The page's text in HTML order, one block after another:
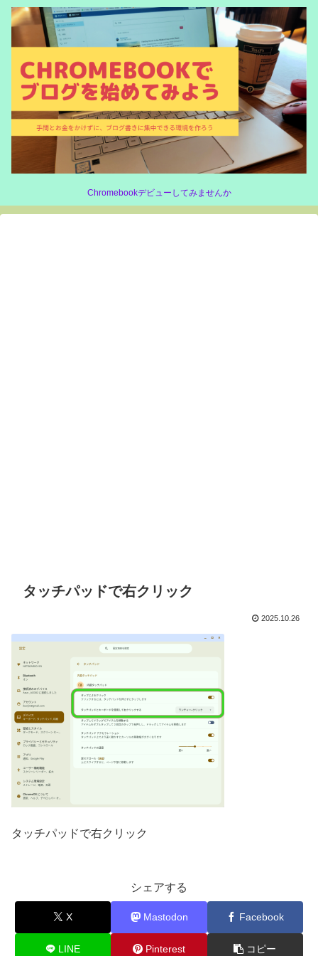
Chromebookデビューしてみませんか
タッチパッドで右クリック
2025.10.26
タッチパッドで右クリック
シェアする
X Mastodon Facebook
LINE Pinterest コピー